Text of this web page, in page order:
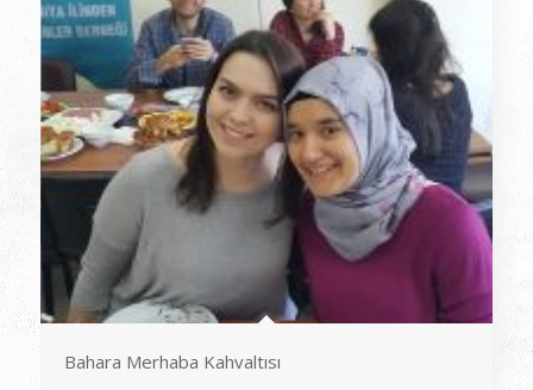
Bahara Merhaba Kahvaltısı